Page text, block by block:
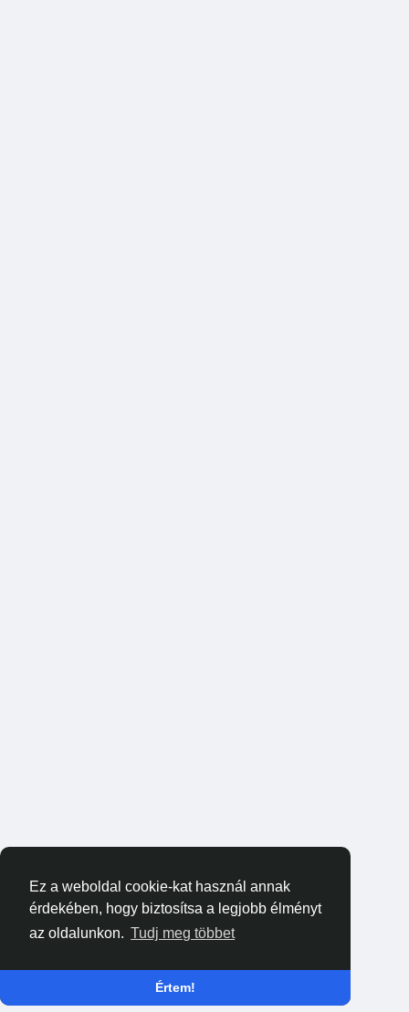
Ez a weboldal cookie-kat használ annak
érdekében, hogy biztosítsa a legjobb élményt
az oldalunkon. Tudj meg többet
Értem!